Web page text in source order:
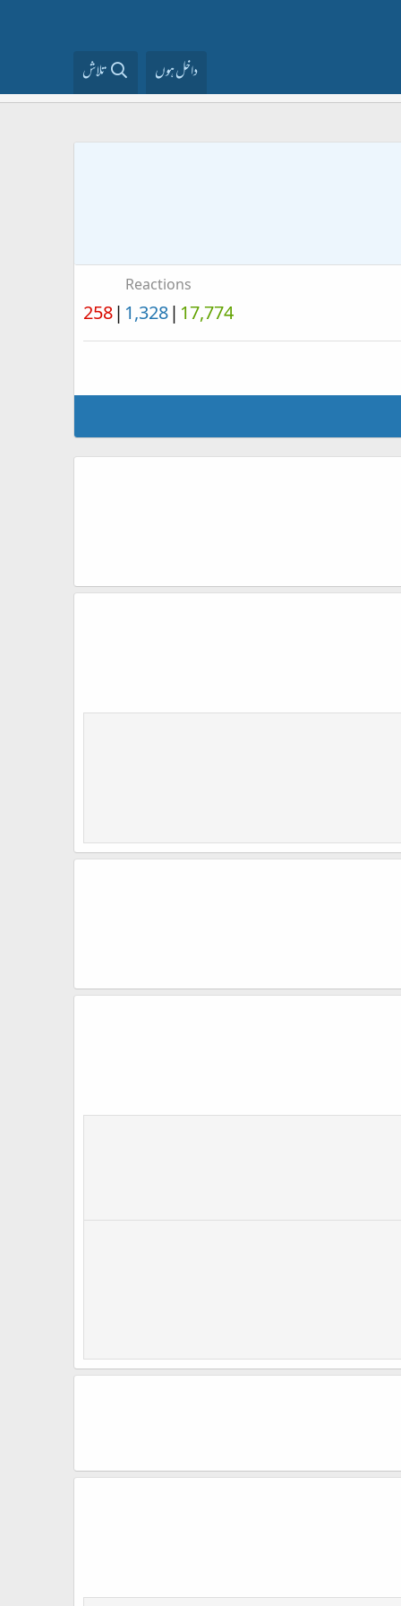
داخل ہوں تلاش
Reactions
17,774
1,328
258